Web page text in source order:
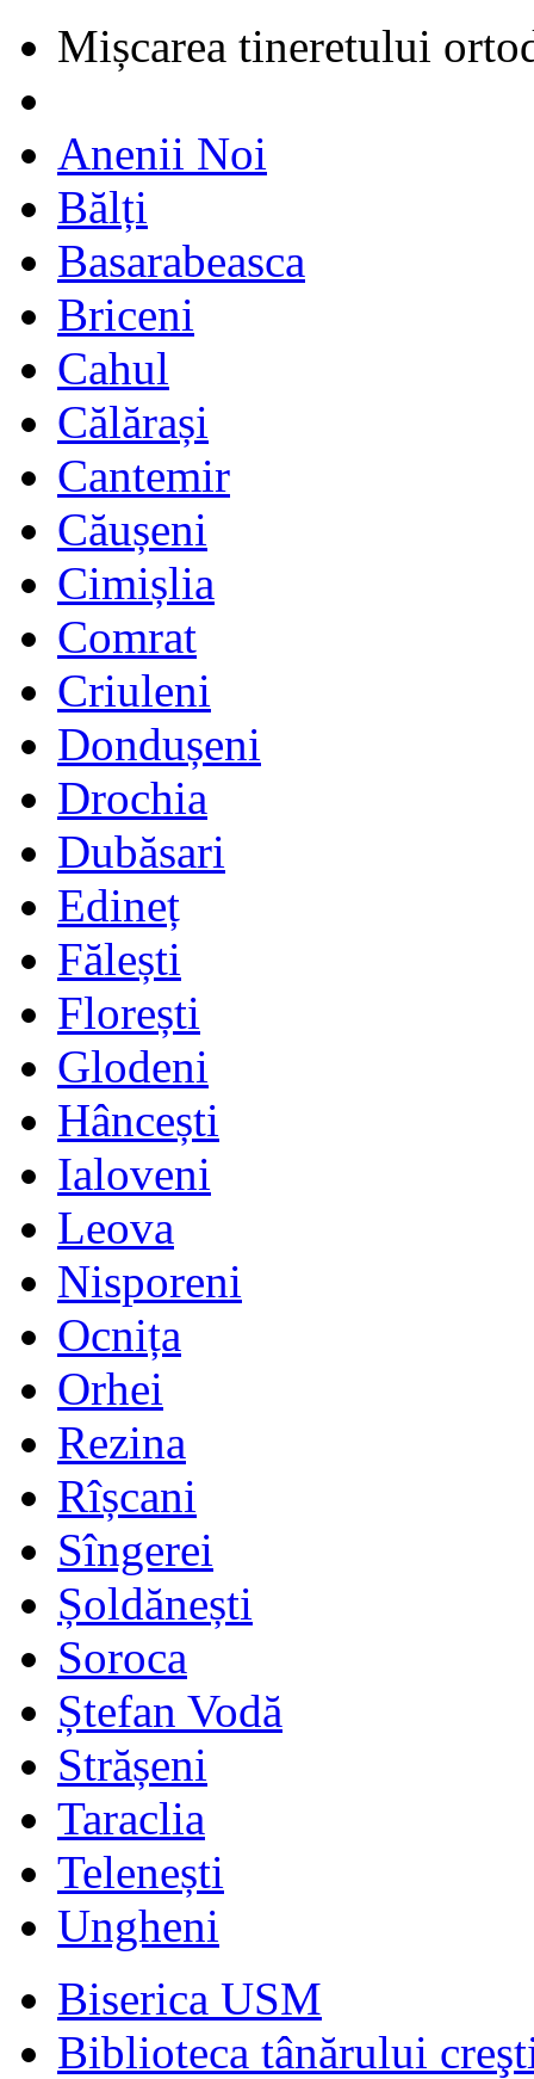
Mișcarea tineretului
Anenii Noi
Bălți
Basarabeasca
Briceni
Cahul
Călărași
Cantemir
Căușeni
Cimișlia
Comrat
Criuleni
Dondușeni
Drochia
Dubăsari
Edineț
Fălești
Florești
Glodeni
Hâncești
Ialoveni
Leova
Nisporeni
Ocnița
Orhei
Rezina
Rîșcani
Sîngerei
Șoldănești
Soroca
Ștefan Vodă
Strășeni
Taraclia
Telenești
Ungheni
Biserica USM
Biblioteca tânărului